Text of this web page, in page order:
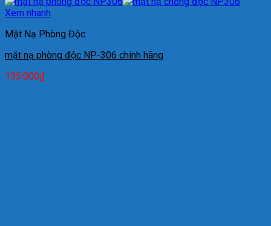
Xem nhanh
Mặt Nạ Phòng Độc
mặt nạ phòng độc NP-306 chính hãng
195.000₫